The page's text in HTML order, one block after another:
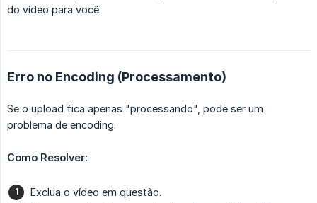
do vídeo para você.
Erro no Encoding (Processamento)
Se o upload fica apenas "processando", pode ser um
problema de encoding.
Como Resolver:
Exclua o vídeo em questão.